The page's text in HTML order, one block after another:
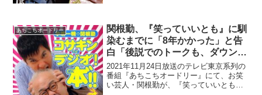
あちこちオードリー
関根勤、『笑っていいとも』に馴
染むまでに「8年かかった」と告
白「後説でのトークも、ダウンタ
ウンへの黄色い声援でかき消さ
れ…」
2021年11月24日放送のテレビ東京系列の
番組『あちこちオードリー』にて、お笑
い芸人・関根勤が、『笑っていいとも』